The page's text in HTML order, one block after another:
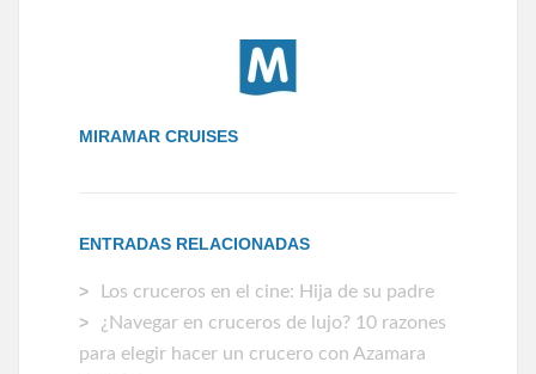
MIRAMAR CRUISES
ENTRADAS RELACIONADAS
Los cruceros en el cine: Hija de su padre
¿Navegar en cruceros de lujo? 10 razones
para elegir hacer un crucero con Azamara